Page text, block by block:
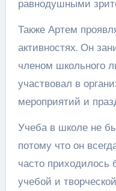
равнодушными
Также Артем
активностях. Он
членом школьного
участвовал в
мероприятий и
Учеба в школе не
потому что он
часто приходилось
учебой и